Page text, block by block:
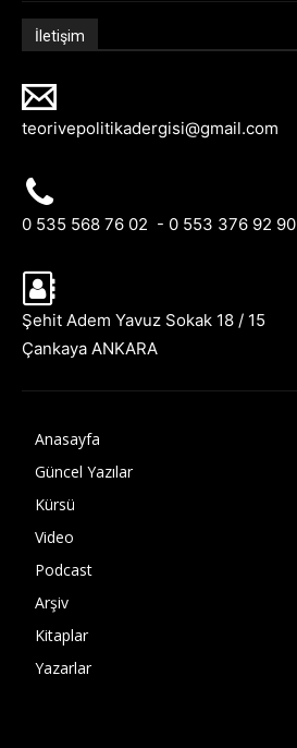
İletişim
teorivepolitikadergisi@gmail.com
0 535 568 76 02 - 0 553 376 92 90
Şehit Adem Yavuz Sokak 18 / 15
Çankaya ANKARA
Anasayfa
Güncel Yazılar
Kürsü
Video
Podcast
Arşiv
Kitaplar
Yazarlar